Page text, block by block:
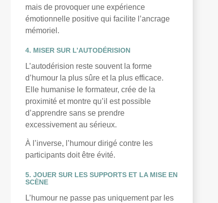
mais de provoquer une expérience
émotionnelle positive qui facilite l’ancrage
mémoriel.
4. MISER SUR L’AUTODÉRISION
L’autodérision reste souvent la forme
d’humour la plus sûre et la plus efficace.
Elle humanise le formateur, crée de la
proximité et montre qu’il est possible
d’apprendre sans se prendre
excessivement au sérieux.
À l’inverse, l’humour dirigé contre les
participants doit être évité.
5. JOUER SUR LES SUPPORTS ET LA MISE EN
SCÈNE
L’humour ne passe pas uniquement par les